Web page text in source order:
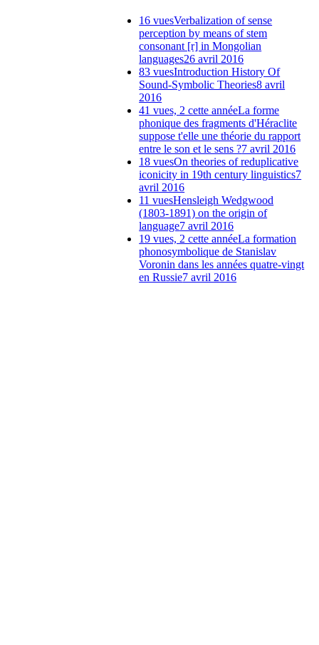
16 vuesVerbalization of sense
perception by means of stem
consonant [r] in Mongolian
languages26 avril 2016
83 vuesIntroduction History Of
Sound-Symbolic Theories8 avril
2016
41 vues, 2 cette annéeLa forme
phonique des fragments d'Héraclite
suppose t'elle une théorie du rapport
entre le son et le sens ?7 avril 2016
18 vuesOn theories of reduplicative
iconicity in 19th century linguistics7
avril 2016
11 vuesHensleigh Wedgwood
(1803-1891) on the origin of
language7 avril 2016
19 vues, 2 cette annéeLa formation
phonosymbolique de Stanislav
Voronin dans les années quatre-vingt
en Russie7 avril 2016